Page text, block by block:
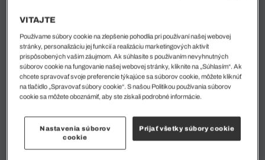
109 EUR 155 EUR
VITAJTE
Používame súbory cookie na zlepšenie pohodlia pri používaní našej webovej
stránky, personalizáciu jej funkcií a realizáciu marketingových aktivít
prispôsobených vašim záujmom. Ak súhlasíte s používaním nevyhnutných
súborov cookie na fungovanie našej webovej stránky, kliknite na „Súhlasím“. Ak
chcete spravovať svoje preferencie týkajúce sa súborov cookie, môžete kliknúť
na tlačidlo „Spravovať súbory cookie“. S našou Politikou používania súborov
cookie sa môžete oboznámiť, aby ste získali podrobné informácie.
Nastavenia súborov
cookie
Prijať všetky súbory cookie